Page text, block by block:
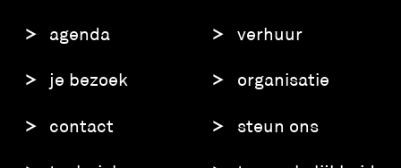
agenda
je bezoek
contact
verhuur
organisatie
steun ons